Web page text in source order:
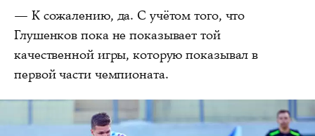
— К сожалению, да. С учётом того, что
Глушенков пока не показывает той
качественной игры, которую показывал в
первой части чемпионата.